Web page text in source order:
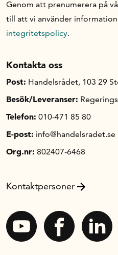
Genom att prenumerera på
till att vi använder
integritetspolicy.
Kontakta oss
Post: Handelsrådet, 103 29
Besök/Leveranser:
Telefon: 010-471 85 80
E-post: info@handelsradet.se
Org.nr: 802407-6468
Kontaktpersoner